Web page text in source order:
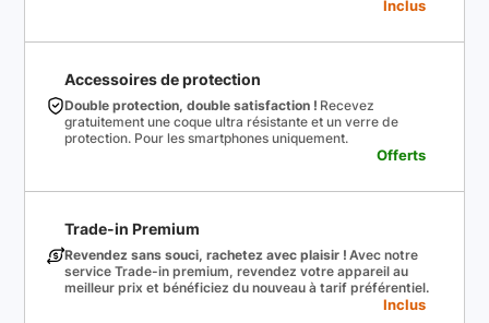
Inclus
Accessoires de protection
Double protection, double satisfaction ! Recevez
gratuitement une coque ultra résistante et un verre de
protection. Pour les smartphones uniquement.
Offerts
Trade-in Premium
Revendez sans souci, rachetez avec plaisir ! Avec notre
service Trade-in premium, revendez votre appareil au
meilleur prix et bénéficiez du nouveau à tarif préférentiel.
Inclus